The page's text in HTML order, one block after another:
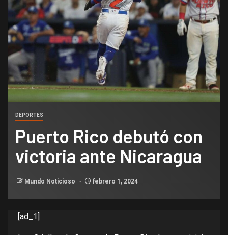
DEPORTES
Puerto Rico debutó con
victoria ante Nicaragua
Mundo Noticioso febrero 1, 2024
[ad_1]